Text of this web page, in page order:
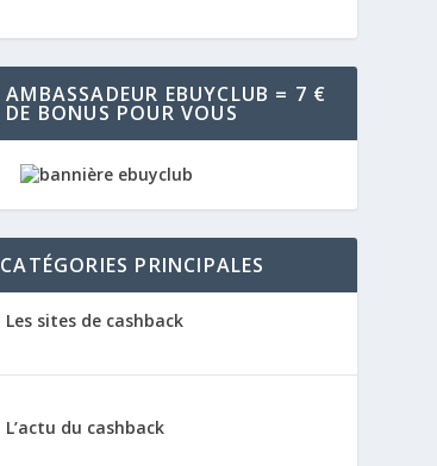
AMBASSADEUR EBUYCLUB = 7 €
DE BONUS POUR VOUS
CATÉGORIES PRINCIPALES
Les sites de cashback
L’actu du cashback